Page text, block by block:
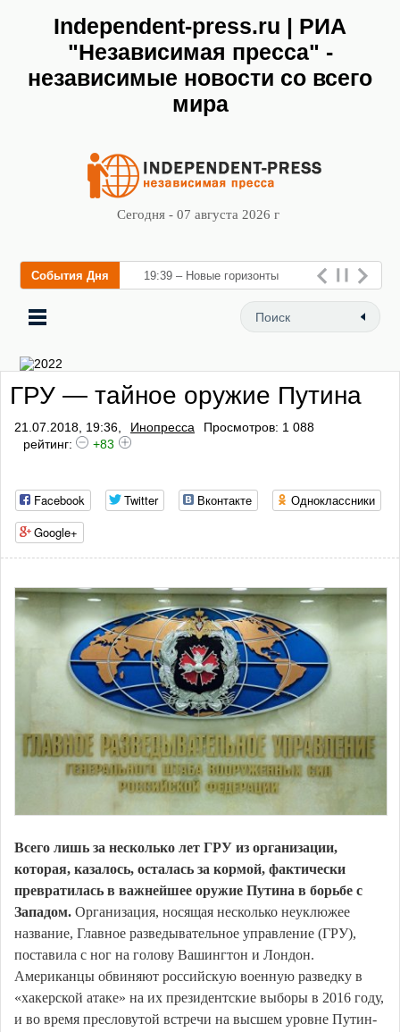
Independent-press.ru | РИА
"Независимая пресса" -
независимые новости со всего
мира
Сегодня - 07 августа 2026 г
События Дня 19:39 – Новые горизонты
флебологии: в Москве
открылся «Городской центр
заболеваний вен и проф
ГРУ — тайное оружие Путина
21.07.2018, 19:36, Инопресса
Просмотров: 1 088
рейтинг:
+83
Facebook Twitter Вконтакте
Одноклассники
Google+
Всего лишь за несколько лет ГРУ из организации,
которая, казалось, осталась за кормой, фактически
превратилась в важнейшее оружие Путина в борьбе с
Западом. Организация, носящая несколько неуклюжее
название, Главное разведывательное управление (ГРУ),
поставила с ног на голову Вашингтон и Лондон.
Американцы обвиняют российскую военную разведку в
«хакерской атаке» на их президентские выборы в 2016 году,
и во время пресловутой встречи на высшем уровне Путин-